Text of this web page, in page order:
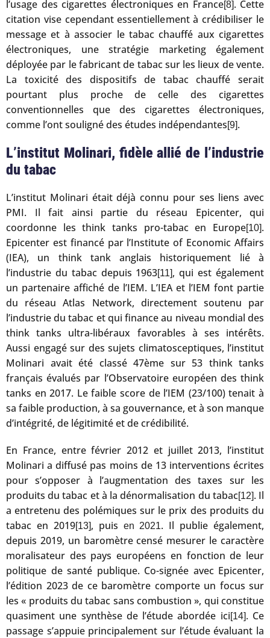
l’usage des cigarettes électroniques en France[8]. Cette
citation vise cependant essentiellement à crédibiliser le
message et à associer le tabac chauffé aux cigarettes
électroniques, une stratégie marketing également
déployée par le fabricant de tabac sur les lieux de vente.
La toxicité des dispositifs de tabac chauffé serait
pourtant plus proche de celle des cigarettes
conventionnelles que des cigarettes électroniques,
comme l’ont souligné des études indépendantes[9].
L’institut Molinari, fidèle allié de l’industrie
du tabac
L’institut Molinari était déjà connu pour ses liens avec
PMI. Il fait ainsi partie du réseau Epicenter, qui
coordonne les think tanks pro-tabac en Europe[10].
Epicenter est financé par l’Institute of Economic Affairs
(IEA), un think tank anglais historiquement lié à
l’industrie du tabac depuis 1963[11], qui est également
un partenaire affiché de l’IEM. L’IEA et l’IEM font partie
du réseau Atlas Network, directement soutenu par
l’industrie du tabac et qui finance au niveau mondial des
think tanks ultra-libéraux favorables à ses intérêts.
Aussi engagé sur des sujets climatosceptiques, l’institut
Molinari avait été classé 47ème sur 53 think tanks
français évalués par l’Observatoire européen des think
tanks en 2017. Le faible score de l’IEM (23/100) tenait à
sa faible production, à sa gouvernance, et à son manque
d’intégrité, de légitimité et de crédibilité.
En France, entre février 2012 et juillet 2013, l’institut
Molinari a diffusé pas moins de 13 interventions écrites
pour s’opposer à l’augmentation des taxes sur les
produits du tabac et à la dénormalisation du tabac[12]. Il
a entretenu des polémiques sur le prix des produits du
tabac en 2019[13], puis en 2021. Il publie également,
depuis 2019, un baromètre censé mesurer le caractère
moralisateur des pays européens en fonction de leur
politique de santé publique. Co-signée avec Epicenter,
l’édition 2023 de ce baromètre comporte un focus sur
les « produits du tabac sans combustion », qui constitue
quasiment une synthèse de l’étude abordée ici[14]. Ce
passage s’appuie principalement sur l’étude évaluant la